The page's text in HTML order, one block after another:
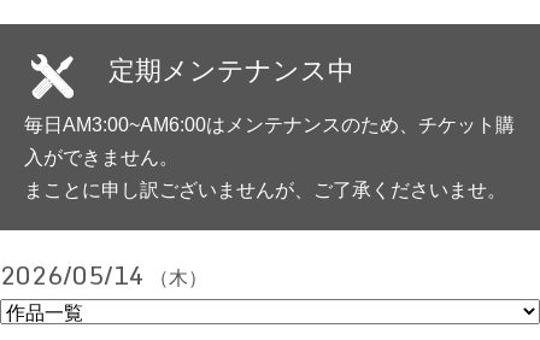
定期メンテナンス中
毎日AM3:00~AM6:00はメンテナンスのため、チケット購
入ができません。
まことに申し訳ございませんが、ご了承くださいませ。
2026/05/14 （木）